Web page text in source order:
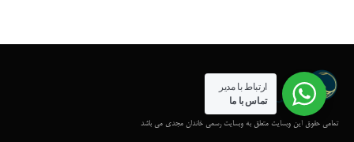
تمامی حقوق این وبسایت متعلق به وبسایت رسمی خاندان مجدی می باشد
ارتباط با مدیر
تماس با ما